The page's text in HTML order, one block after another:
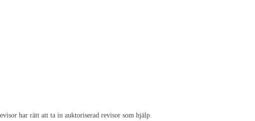
har rätt att ta in auktoriserad revisor som hjälp.